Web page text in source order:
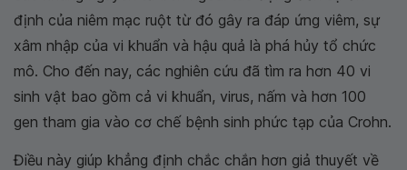
định của niêm mạc ruột từ đó gây ra đáp ứng viêm, sự
xâm nhập của vi khuẩn và hậu quả là phá hủy tổ chức
mô. Cho đến nay, các nghiên cứu đã tìm ra hơn 40 vi
sinh vật bao gồm cả vi khuẩn, virus, nấm và hơn 100
gen tham gia vào cơ chế bệnh sinh phức tạp của Crohn.
Điều này giúp khẳng định chắc chắn hơn giả thuyết về